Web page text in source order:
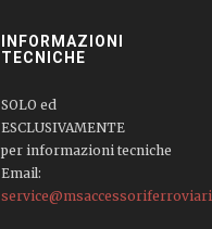
INFORMAZIONI
TECNICHE
SOLO ed
ESCLUSIVAMENTE
per informazioni tecniche
Email: